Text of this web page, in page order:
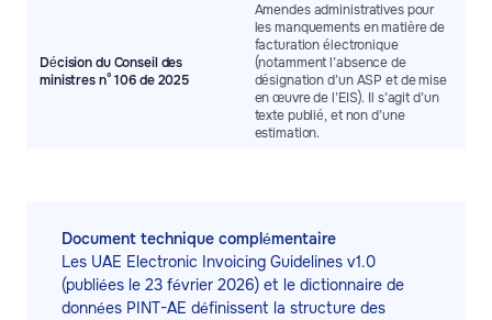
Décision du Conseil des
ministres n° 106 de 2025
Amendes administratives pour
les manquements en matière de
facturation électronique
(notamment l’absence de
désignation d’un ASP et de mise
en œuvre de l’EIS). Il s’agit d’un
texte publié, et non d’une
estimation.
Document technique complémentaire
Les UAE Electronic Invoicing Guidelines v1.0
(publiées le 23 février 2026) et le dictionnaire de
données PINT-AE définissent la structure des